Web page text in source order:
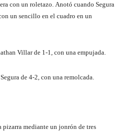
con un roletazo. Anotó cuando Segura
un sencillo en el cuadro en un
Villar de 1-1, con una empujada.
de 4-2, con una remolcada.
mediante un jonrón de tres